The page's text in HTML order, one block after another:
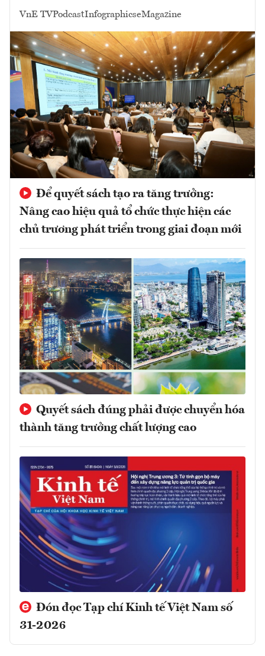
VnE TVPodcastInfographicseMagazine
Để quyết sách tạo ra tăng trưởng:
Nâng cao hiệu quả tổ chức thực hiện các
chủ trương phát triển trong giai đoạn mới
Quyết sách đúng phải được chuyển hóa
thành tăng trưởng chất lượng cao
Đón đọc Tạp chí Kinh tế Việt Nam số
31-2026